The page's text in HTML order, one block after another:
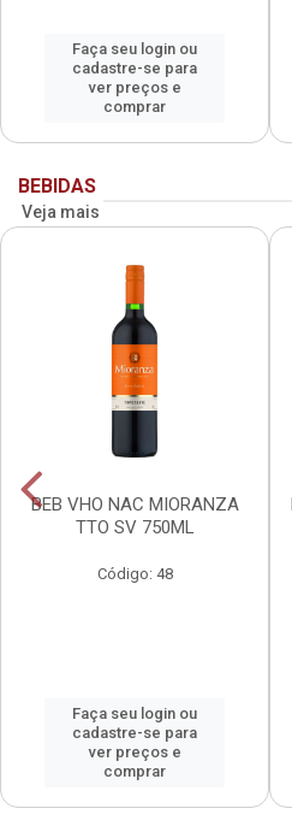
Faça seu login ou
cadastre-se para
ver preços e
comprar
BEBIDAS
Veja mais
BEB VHO NAC MIORANZA
TTO SV 750ML
Código: 48
Faça seu login ou
cadastre-se para
ver preços e
comprar